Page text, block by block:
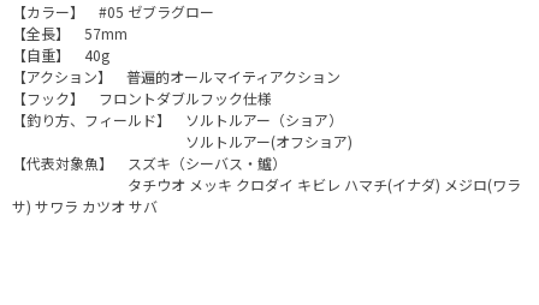
【カラー】 #05 ゼブラグロー
【全長】 57mm
【自重】 40g
【アクション】 普遍的オールマイティアクション
【フック】 フロントダブルフック仕様
【釣り方、フィールド】 ソルトルアー（ショア）
ソルトルアー(オフショア)
【代表対象魚】 スズキ（シーバス・鱸）
タチウオ メッキ クロダイ キビレ ハマチ(イナダ) メジロ(ワラ
サ) サワラ カツオ サバ